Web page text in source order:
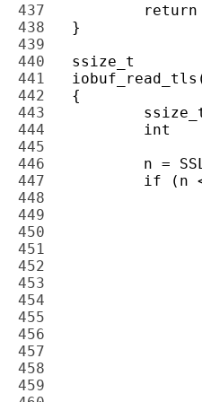
437
438
439
440
441
442
443
444
445
446
447
448
449
450
451
452
453
454
455
456
457
458
459